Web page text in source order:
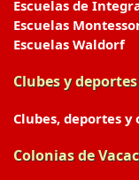
Escuelas de
Escuelas
Escuelas Waldorf
Clubes y
Clubes, deportes
Colonias de